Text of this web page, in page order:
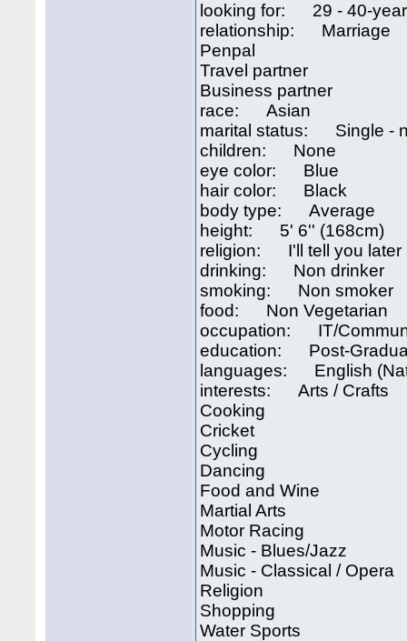
looking for: 29 - 40-
relationship: Marriage
Penpal
Travel partner
Business partner
race: Asian
marital status: Single -
children: None
eye color: Blue
hair color: Black
body type: Average
height: 5' 6'' (168cm)
religion: I'll tell you later
drinking: Non drinker
smoking: Non smoker
food: Non Vegetarian
occupation: IT/
education: Post-
languages: English
interests: Arts / Crafts
Cooking
Cricket
Cycling
Dancing
Food and Wine
Martial Arts
Motor Racing
Music - Blues/Jazz
Music - Classical / Opera
Religion
Shopping
Water Sports